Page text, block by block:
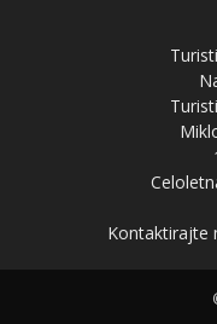
Kontaktirajte